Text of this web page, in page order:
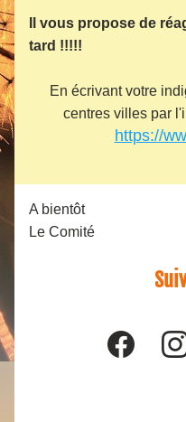
Il vous propose de
tard !!!!!
En écrivant votre
https://
A bientôt
Le Comité